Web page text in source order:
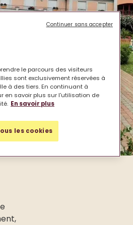
le parcours des visiteurs
sont exclusivement réservées à
à des tiers. En continuant à
en savoir plus sur l'utilisation de
En savoir plus
les cookies
Continuer sans accepter